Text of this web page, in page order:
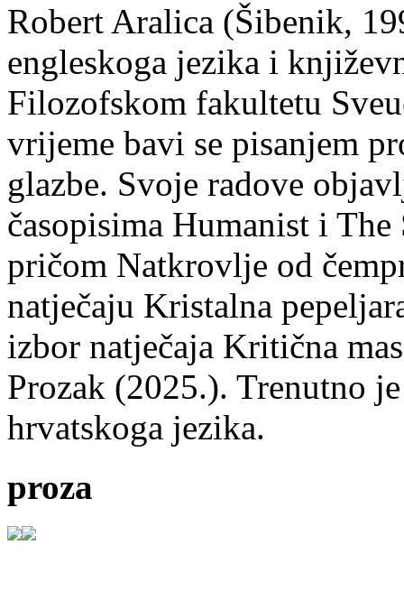
Robert Aralica (Šibenik,
engleskoga jezika i
Filozofskom fakultetu
vrijeme bavi se pisanjem
glazbe. Svoje radove
časopisima Humanist i
pričom Natkrovlje od
natječaju Kristalna
izbor natječaja Kritična
Prozak (2025.). Trenutno
hrvatskoga jezika.
proza